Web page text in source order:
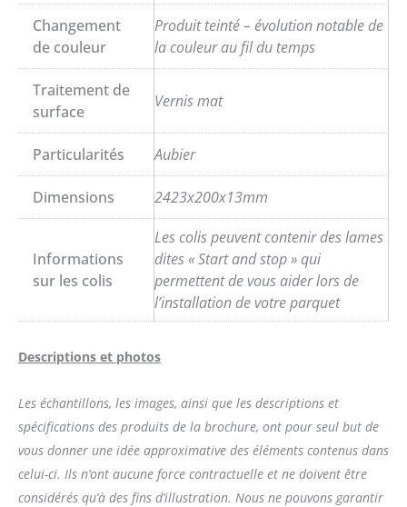
Changement
de couleur
Produit teinté – évolution notable de
la couleur au fil du temps
Traitement de
surface
Vernis mat
Particularités Aubier
Dimensions 2423x200x13mm
Informations
sur les colis
Les colis peuvent contenir des lames
dites « Start and stop » qui
permettent de vous aider lors de
l’installation de votre parquet
Descriptions et photos
Les échantillons, les images, ainsi que les descriptions et
spécifications des produits de la brochure, ont pour seul but de
vous donner une idée approximative des éléments contenus dans
celui-ci. Ils n’ont aucune force contractuelle et ne doivent être
considérés qu’à des fins d’illustration. Nous ne pouvons garantir